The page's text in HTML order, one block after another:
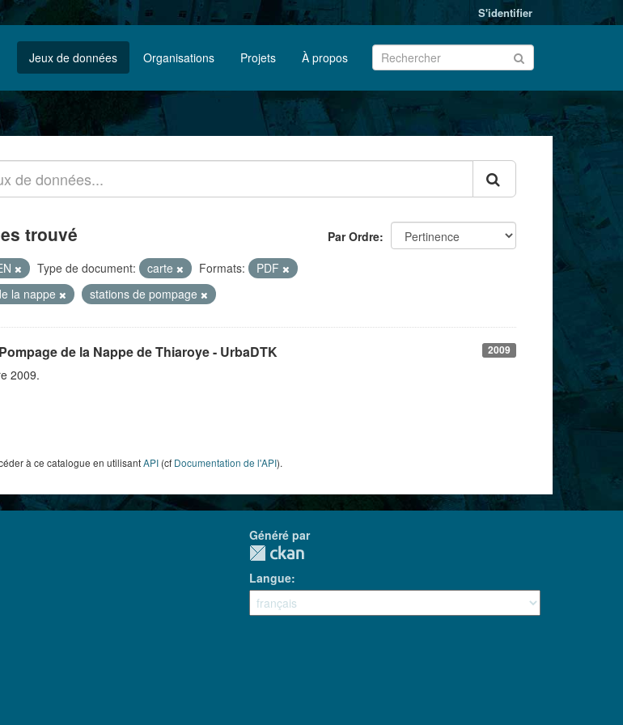
S'identifier
Jeux de données Organisations Projets À propos
Par Ordre
trouvé
Type de document: carte Formats:
PDF
la nappe stations de pompage
2009
de la Nappe de Thiaroye - UrbaDTK
2009.
à ce catalogue en utilisantAPI(cf Documentation de l'API).
Généré par
Langue